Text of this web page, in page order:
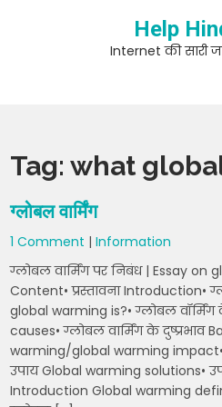
Help
Internet की सारी
Tag:what
ग्लोबल वार्मिंग
1 Comment |Information
ग्लोबल वार्मिंग पर निबंध | Essay on
Content• प्रस्तावना Introduction•
global warming is?• ग्लोबल
causes• ग्लोबल वार्मिंग के
warming/global warming
उपाय Global warming solutions•
Introduction Global warming